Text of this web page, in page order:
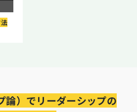
論）でリーダーシップの